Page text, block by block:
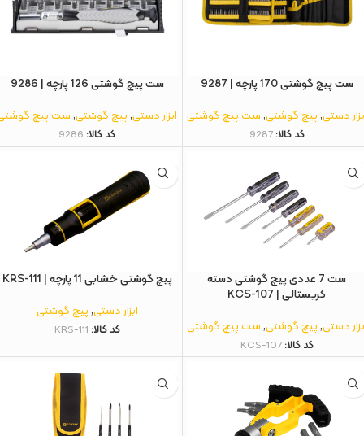
ست پیچ گوشتی 170 پارچه | 9287
دستی,پیچ گوشتی,ست پیچ گوشتی
کد کالا:9287
ست پیچ گوشتی 126 پارچه | 9286
ابزار دستی,پیچ گوشتی,ست پیچ
کد کالا: 9286
ست 7 عددی پیچ گوشتی دسته
کریستالی | KCS-107
دستی,پیچ گوشتی,ست پیچ گوشتی
کد کالا:KCS-107
پیچ گوشتی خشابی 11 پارچه | KRS-111
ابزار دستی,پیچ گوشتی
کد کالا: KRS-111